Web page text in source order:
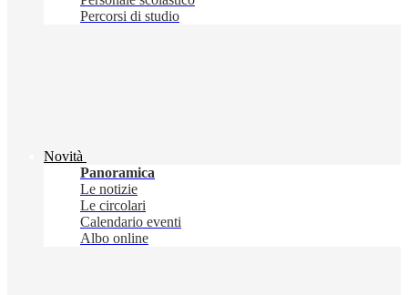
Percorsi di studio
Novità
Panoramica
Le notizie
Le circolari
Calendario eventi
Albo online